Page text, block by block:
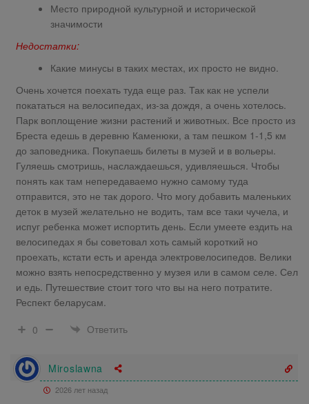
Место природной культурной и исторической
значимости
Недостатки:
Какие минусы в таких местах, их просто не видно.
Очень хочется поехать туда еще раз. Так как не успели
покататься на велосипедах, из-за дождя, а очень хотелось.
Парк воплощение жизни растений и животных. Все просто из
Бреста едешь в деревню Каменюки, а там пешком 1-1,5 км
до заповедника. Покупаешь билеты в музей и в вольеры.
Гуляешь смотришь, наслаждаешься, удивляешься. Чтобы
понять как там непередаваемо нужно самому туда
отправится, это не так дорого. Что могу добавить маленьких
деток в музей желательно не водить, там все таки чучела, и
испуг ребенка может испортить день. Если умеете ездить на
велосипедах я бы советовал хоть самый короткий но
проехать, кстати есть и аренда электровелосипедов. Велики
можно взять непосредственно у музея или в самом селе. Сел
и едь. Путешествие стоит того что вы на него потратите.
Респект беларусам.
0
Ответить
Miroslawna
2026 лет назад